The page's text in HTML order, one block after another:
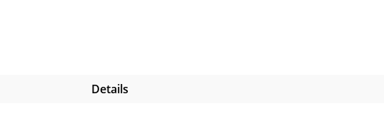
Details